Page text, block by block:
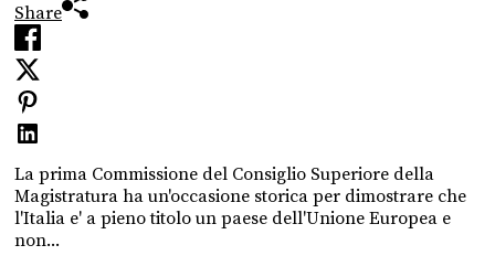
Share
La prima Commissione del Consiglio Superiore della
Magistratura ha un'occasione storica per dimostrare che
l'Italia e' a pieno titolo un paese dell'Unione Europea e
non...